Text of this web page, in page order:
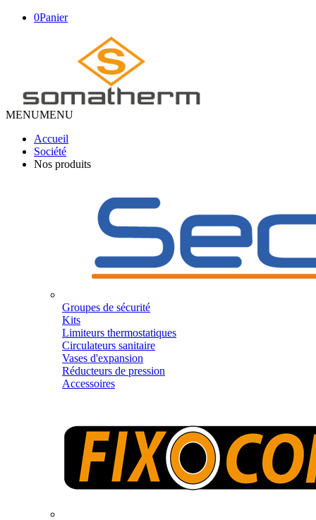
0Panier
MENUMENU
Accueil
Société
Nos produits
Groupes de sécurité
Kits
Limiteurs thermostatiques
Circulateurs sanitaire
Vases d'expansion
Réducteurs de pression
Accessoires